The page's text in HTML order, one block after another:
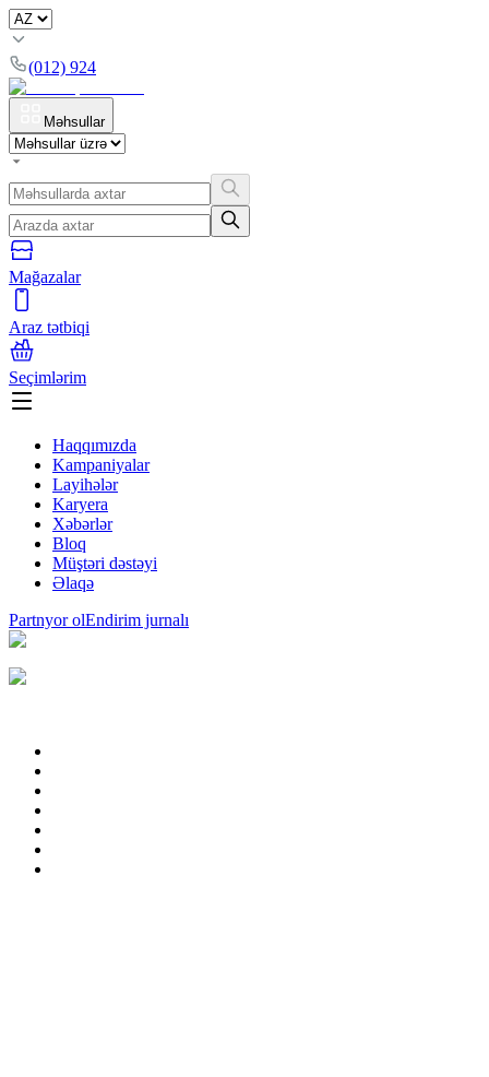
(012) 924
Məhsullar
Mağazalar
Araz tətbiqi
Seçimlərim
Haqqımızda
Kampaniyalar
Layihələr
Karyera
Xəbərlər
Bloq
Müştəri dəstəyi
Əlaqə
Partnyor olEndirim jurnalı